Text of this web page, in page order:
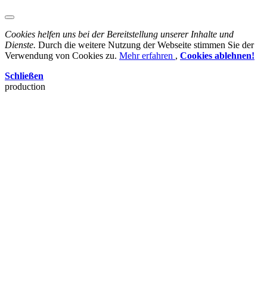
Cookies helfen uns bei der Bereitstellung unserer Inhalte und
Dienste. Durch die weitere Nutzung der Webseite stimmen Sie der
Verwendung von Cookies zu. Mehr erfahren , Cookies ablehnen!
Schließen
production